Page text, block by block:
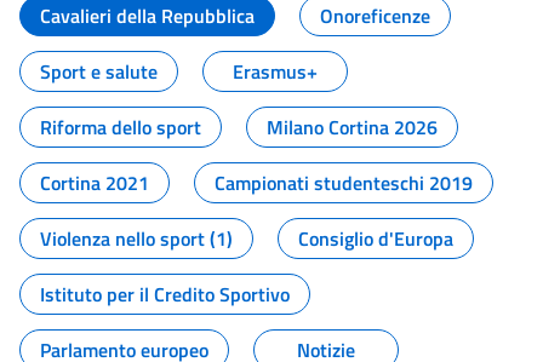
Cavalieri della Repubblica
Onoreficenze
Sport e salute
Erasmus+
Riforma dello sport
Milano Cortina 2026
Cortina 2021
Campionati studenteschi 2019
Violenza nello sport (1)
Consiglio d'Europa
Istituto per il Credito Sportivo
Parlamento europeo
Notizie